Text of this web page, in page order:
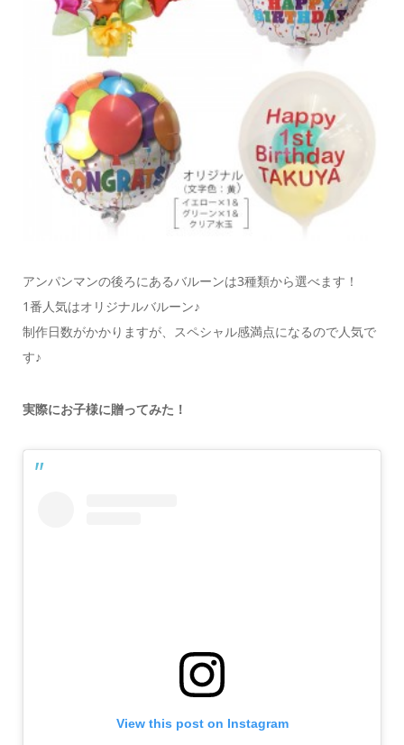
アンパンマンの後ろにあるバルーンは3種類から選べます！
1番人気はオリジナルバルーン♪
制作日数がかかりますが、スペシャル感満点になるので人気で
す♪
実際にお子様に贈ってみた！
View this post on Instagram